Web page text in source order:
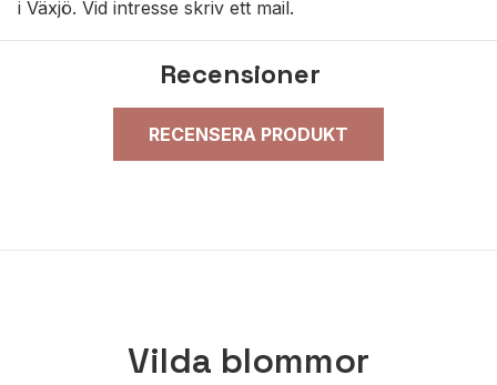
i Växjö. Vid intresse skriv ett mail.
Recensioner
RECENSERA PRODUKT
Vilda blommor